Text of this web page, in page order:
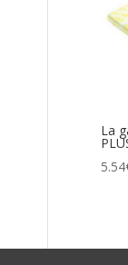
La
5.54